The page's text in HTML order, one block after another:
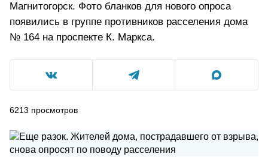
Магнитогорск. Фото бланков для нового опроса
появились в группе противников расселения дома
№ 164 на проспекте К. Маркса.
6213 просмотров